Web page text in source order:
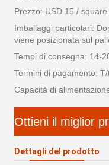
Prezzo: USD 15 /
Imballaggi particolari:
viene posizionata sul
Tempi di consegna: 14-
Termini di pagamento:
Capacità di
Ottieni il miglior
Dettagli del prodotto